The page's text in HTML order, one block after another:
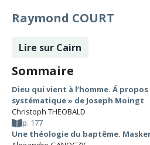
Raymond COURT
Lire sur Cairn
Sommaire
Dieu qui vient à l’homme. Á
systématique » de Joseph Moingt
Christoph THEOBALD
p. 177
Une théologie du baptême.